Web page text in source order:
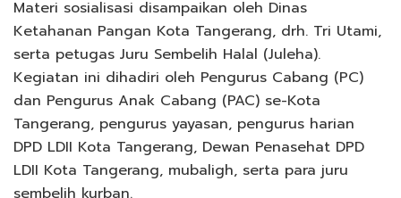
Materi sosialisasi disampaikan oleh Dinas
Ketahanan Pangan Kota Tangerang, drh. Tri Utami,
serta petugas Juru Sembelih Halal (Juleha).
Kegiatan ini dihadiri oleh Pengurus Cabang (PC)
dan Pengurus Anak Cabang (PAC) se-Kota
Tangerang, pengurus yayasan, pengurus harian
DPD LDII Kota Tangerang, Dewan Penasehat DPD
LDII Kota Tangerang, mubaligh, serta para juru
sembelih kurban.